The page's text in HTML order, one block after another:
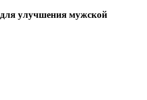
улучшения мужской